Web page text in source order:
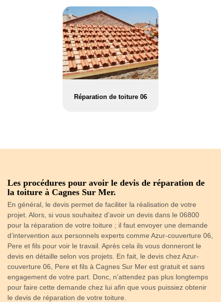
Réparation de toiture 06
Les procédures pour avoir le devis de réparation de
la toiture à Cagnes Sur Mer.
En général, le devis permet de faciliter la réalisation de votre
projet. Alors, si vous souhaitez d’avoir un devis dans le 06800
pour la réparation de votre toiture ; il faut envoyer une demande
d’intervention aux personnels experts comme Azur-couverture 06,
Pere et fils pour voir le travail. Après cela ils vous donneront le
devis en détaille selon vos projets. En fait, le devis chez Azur-
couverture 06, Pere et fils à Cagnes Sur Mer est gratuit et sans
engagement de votre part. Donc, n’attendez pas plus longtemps
pour faire cette demande chez lui afin que vous puissiez obtenir
le devis de réparation de votre toiture.